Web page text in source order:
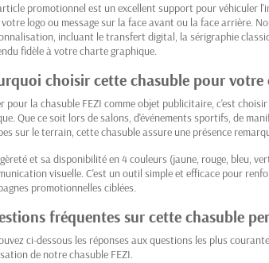
promotionnel est un excellent support pour véhiculer
logo ou message sur la face avant ou la face arrière.
incluant le transfert digital, la sérigraphie
fidèle à votre charte graphique.
choisir cette chasuble pour
pour la chasuble FEZI comme objet publicitaire, c'est
Que ce soit lors de salons, d'événements sportifs, de
sur le terrain, cette chasuble assure une présence
et sa disponibilité en 4 couleurs (jaune, rouge, bleu,
visuelle. C'est un outil simple et efficace pour
promotionnelles ciblées.
fréquentes sur cette chasuble
ci-dessous les réponses aux questions les plus
de notre chasuble FEZI.